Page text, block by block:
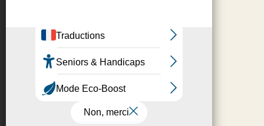
Presse